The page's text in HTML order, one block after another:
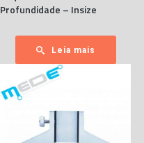
Profundidade – Insize
Leia mais